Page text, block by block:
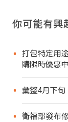
你可能有興
打包特定用
購限時優惠中
彙整4月下
衛福部發布